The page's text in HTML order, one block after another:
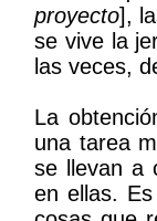
proyecto],
se vive la
las veces,
La
una tarea
se llevan a
en ellas.